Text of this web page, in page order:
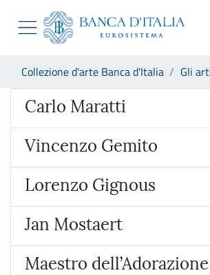
Skip to Main Content
Vai al sito istituzionale
Vai al menu di navigazione
Vai alla ricerca
Vai al footer
Collezione d'arte Banca d'Italia Gli
Artista
Carlo Maratti
Vincenzo Gemito
Lorenzo Gignous
Jan Mostaert